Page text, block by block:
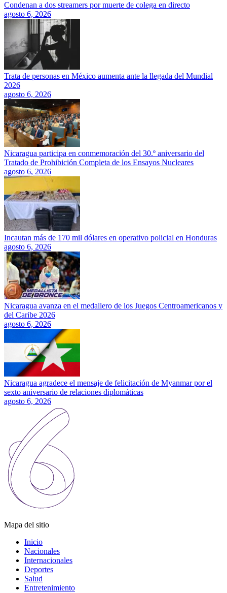
Condenan a dos streamers por muerte de colega en directo
agosto 6, 2026
Trata de personas en México aumenta ante la llegada del Mundial
2026
agosto 6, 2026
Nicaragua participa en conmemoración del 30.º aniversario del
Tratado de Prohibición Completa de los Ensayos Nucleares
agosto 6, 2026
Incautan más de 170 mil dólares en operativo policial en Honduras
agosto 6, 2026
Nicaragua avanza en el medallero de los Juegos Centroamericanos y
del Caribe 2026
agosto 6, 2026
Nicaragua agradece el mensaje de felicitación de Myanmar por el
sexto aniversario de relaciones diplomáticas
agosto 6, 2026
Mapa del sitio
Inicio
Nacionales
Internacionales
Deportes
Salud
Entretenimiento